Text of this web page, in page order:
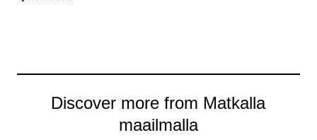
Discover more from Matkalla
maailmalla